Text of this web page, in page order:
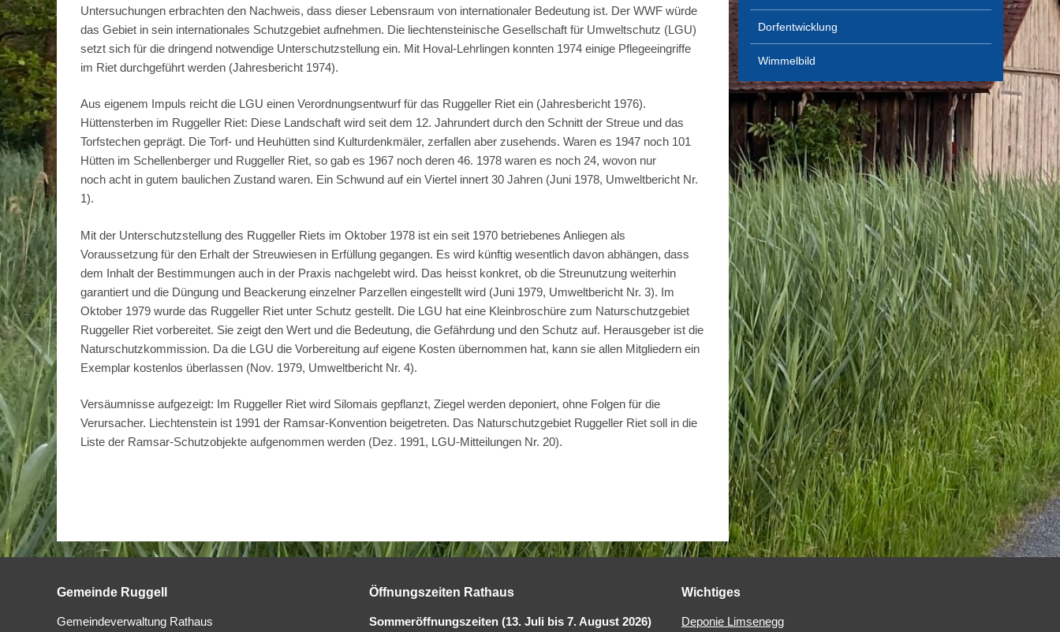
Untersuchungen erbrachten den Nachweis, dass dieser Lebensraum von internationaler Bedeutung ist. Der WWF würde
das Gebiet in sein internationales Schutzgebiet aufnehmen. Die liechtensteinische Gesellschaft für Umweltschutz (LGU)
setzt sich für die dringend notwendige Unterschutzstellung ein. Mit Hoval-Lehrlingen konnten 1974 einige Pflegeeingriffe
im Riet durchgeführt werden (Jahresbericht 1974).
Aus eigenem Impuls reicht die LGU einen Verordnungsentwurf für das Ruggeller Riet ein (Jahresbericht 1976).
Hüttensterben im Ruggeller Riet: Diese Landschaft wird seit dem 12. Jahrundert durch den Schnitt der Streue und das
Torfstechen geprägt. Die Torf- und Heuhütten sind Kulturdenkmäler, zerfallen aber zusehends. Waren es 1947 noch 101
Hütten im Schellenberger und Ruggeller Riet, so gab es 1967 noch deren 46. 1978 waren es noch 24, wovon nur
noch acht in gutem baulichen Zustand waren. Ein Schwund auf ein Viertel innert 30 Jahren (Juni 1978, Umweltbericht Nr.
1).
Mit der Unterschutzstellung des Ruggeller Riets im Oktober 1978 ist ein seit 1970 betriebenes Anliegen als
Voraussetzung für den Erhalt der Streuwiesen in Erfüllung gegangen. Es wird künftig wesentlich davon abhängen, dass
dem Inhalt der Bestimmungen auch in der Praxis nachgelebt wird. Das heisst konkret, ob die Streunutzung weiterhin
garantiert und die Düngung und Beackerung einzelner Parzellen eingestellt wird (Juni 1979, Umweltbericht Nr. 3). Im
Oktober 1979 wurde das Ruggeller Riet unter Schutz gestellt. Die LGU hat eine Kleinbroschüre zum Naturschutzgebiet
Ruggeller Riet vorbereitet. Sie zeigt den Wert und die Bedeutung, die Gefährdung und den Schutz auf. Herausgeber ist die
Naturschutzkommission. Da die LGU die Vorbereitung auf eigene Kosten übernommen hat, kann sie allen Mitgliedern ein
Exemplar kostenlos überlassen (Nov. 1979, Umweltbericht Nr. 4).
Versäumnisse aufgezeigt: Im Ruggeller Riet wird Silomais gepflanzt, Ziegel werden deponiert, ohne Folgen für die
Verursacher. Liechtenstein ist 1991 der Ramsar-Konvention beigetreten. Das Naturschutzgebiet Ruggeller Riet soll in die
Liste der Ramsar-Schutzobjekte aufgenommen werden (Dez. 1991, LGU-Mitteilungen Nr. 20).
Dorfentwicklung
Wimmelbild
Gemeinde Ruggell
Gemeindeverwaltung Rathaus
Öffnungszeiten Rathaus
Sommeröffnungszeiten (13. Juli bis 7. August 2026)
Wichtiges
Deponie Limsenegg